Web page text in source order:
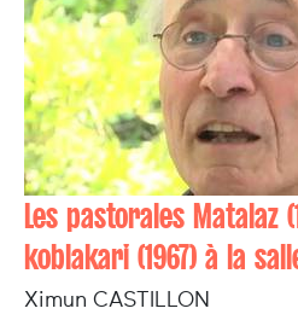
Les pastorales Matalaz
koblakari (1967) à la
Ximun CASTILLON